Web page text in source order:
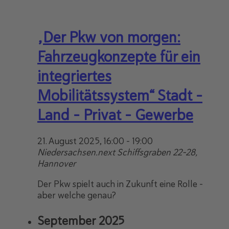
21. August 2025, 16:00 - 19:00
„Der Pkw von morgen:
Fahrzeugkonzepte für ein
integriertes
Mobilitätssystem“ Stadt -
Land - Privat - Gewerbe
Niedersachsen.nextSchiffsgraben 22-28,
Hannover
Der Pkw spielt auch in Zukunft eine Rolle –
aber welche genau?
September 2025